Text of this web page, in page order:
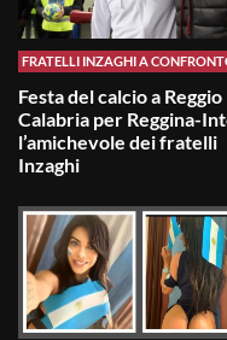
FRATELLI INZAGHI A
Festa del calcio a Reggio
Calabria per Reggina-
l’amichevole dei fratelli
Inzaghi